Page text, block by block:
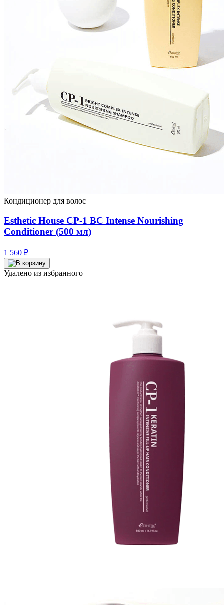
Кондиционер для волос
Esthetic House CP-1 BС Intense Nourishing
Conditioner (500 мл)
1 560 ₽
Удалено из избранного